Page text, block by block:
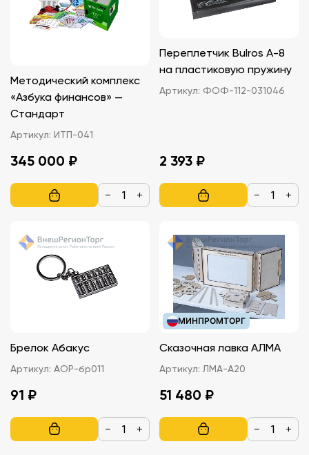
Методический комплекс
«Азбука финансов» —
Стандарт
Артикул: ИТП-041
345 000 ₽
− +
Переплетчик Bulros A-8
на пластиковую пружину
Артикул: ФОФ-112-031046
2 393 ₽
− +
Брелок Абакус
Артикул: АОР-бр011
91 ₽
− +
МИНПРОМТОРГ
Сказочная лавка АЛМА
Артикул: ЛМА-А20
51 480 ₽
− +